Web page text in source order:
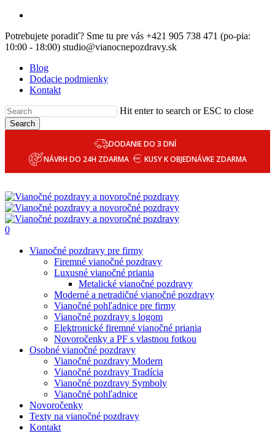
Skip
main
content
Potrebujete poradiť? Sme tu pre vás +421 905 738 471 (po-pia:
10:00 - 18:00) studio@vianocnepozdravy.sk
Blog
Dodacie podmienky
Kontakt
Hit enter to search or ESC to close
Search
DODANIE DO 3 DNÍ
NÁVRH DO 24H ZDARMA
KUSY K OBJEDNÁVKE ZDARMA
0
Vianočné pozdravy pre firmy
Firemné vianočné pozdravy
Luxusné vianočné priania
Metalické vianočné pozdravy
Moderné a netradičné vianočné pozdravy
Vianočné pohľadnice pre firmy
Vianočné pozdravy s logom
Elektronické firemné vianočné priania
Novoročenky a PF s vlastnou fotkou
Osobné vianočné pozdravy
Vianočné pozdravy Modern
Vianočné pozdravy Tradícia
Vianočné pozdravy Symboly
Vianočné pohľadnice
Novoročenky
Texty na vianočné pozdravy
Kontakt